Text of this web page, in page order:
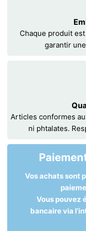
Chaque produit
garantir
Articles conformes
ni phtalates.
Vos achats sont
Vous pouvez
bancaire via